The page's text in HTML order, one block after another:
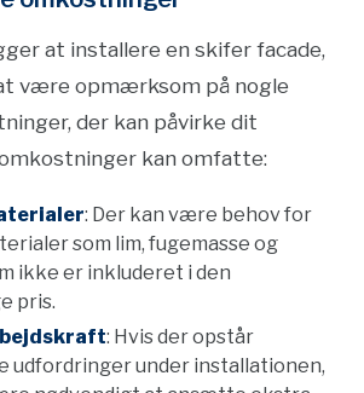
at installere en skifer facade,
være opmærksom på nogle
der kan påvirke dit
kan omfatte:
: Der kan være behov for
som lim, fugemasse og
ikke er inkluderet i den
pris.
: Hvis der opstår
udfordringer under installationen,